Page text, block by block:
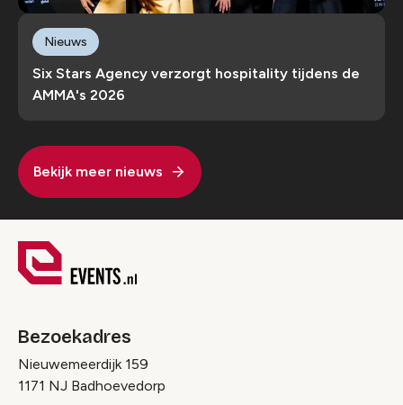
Six Stars Agency verzorgt hospitality tijdens de
AMMA's 2026
Nieuws
Bekijk meer nieuws
Bezoekadres
Nieuwemeerdijk 159
1171 NJ Badhoevedorp